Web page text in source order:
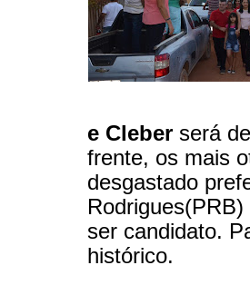
e Cleber será
frente, os mais
desgastado
ser candidato.
histórico.